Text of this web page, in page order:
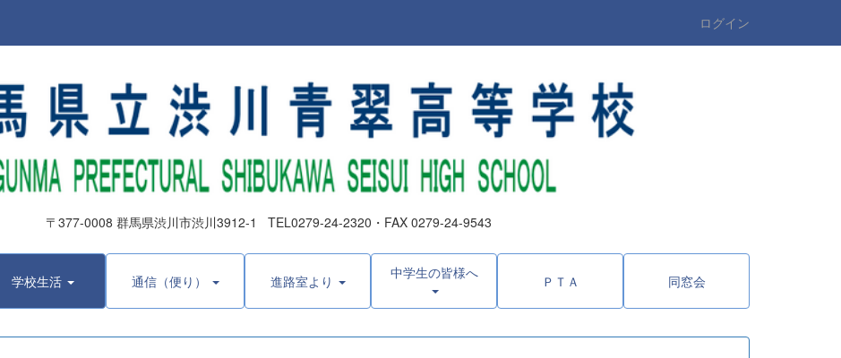
ログイン
377-0008 群馬県渋川市渋川3912-1 TEL0279-24-2320・FAX 0279-24-9543
学校生活 通信（便り） 進路室より 中学生の皆様へ ＰＴＡ 同窓会